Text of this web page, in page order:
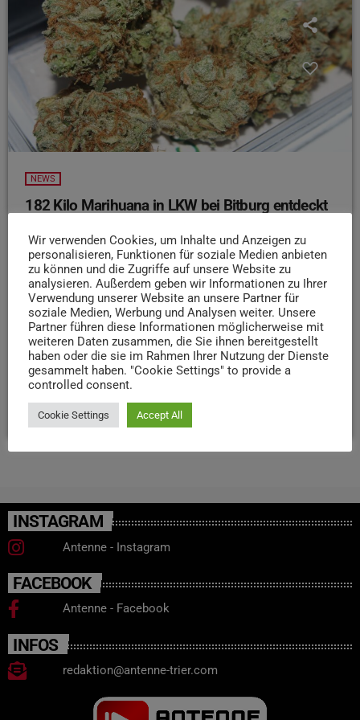
NEWS
182 Kilo Marihuana in LKW bei Bitburg entdeckt
einem LKW entdeckt worden. Das teilt das Hauptzollamt
Koblenz mit. Demnach wurde der spanische Laster
bereits Ende September kontrolliert, wobei die Beamten
mehrere Plastikbehältnisse fanden, die mit der Droge
gefüllt waren. Der Straßenverkaufswert des Fundes wird
auf 1,8 Millionen Euro geschätzt. Auf Antrag der
Staatsanwaltschaft Trier wurden der Fahrer und der
Beifahrer des LKWs in Untersuchungshaft genommen.
today 15. OKTOBER 2024 22
INSTAGRAM
Antenne - Instagram
FACEBOOK
Antenne - Facebook
INFOS
redaktion@antenne-trier.com
Wir verwenden Cookies, um Inhalte und Anzeigen zu
personalisieren, Funktionen für soziale Medien anbieten
zu können und die Zugriffe auf unsere Website zu
analysieren. Außerdem geben wir Informationen zu Ihrer
Verwendung unserer Website an unsere Partner für
soziale Medien, Werbung und Analysen weiter. Unsere
Partner führen diese Informationen möglicherweise mit
weiteren Daten zusammen, die Sie ihnen bereitgestellt
haben oder die sie im Rahmen Ihrer Nutzung der Dienste
gesammelt haben. "Cookie Settings" to provide a
controlled consent.
Cookie Settings Accept All